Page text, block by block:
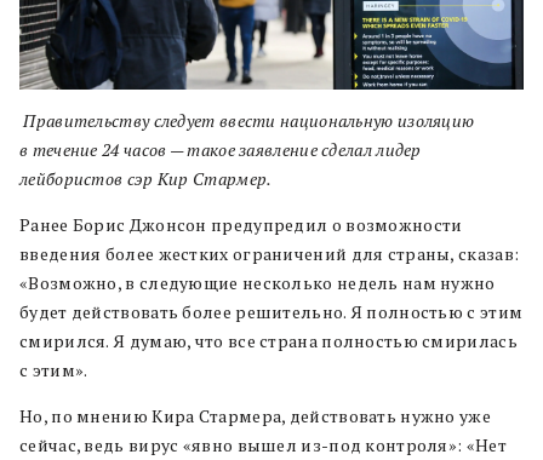
Правительству следует ввести национальную изоляцию
в течение 24 часов — такое заявление сделал лидер
лейбористов сэр Кир Стармер.
Ранее Борис Джонсон предупредил о возможности
введения более жестких ограничений для страны, сказав:
«Возможно, в следующие несколько недель нам нужно
будет действовать более решительно. Я полностью с этим
смирился. Я думаю, что все страна полностью смирилась
с этим».
Но, по мнению Кира Стармера, действовать нужно уже
сейчас, ведь вирус «явно вышел из-под контроля»: «Нет